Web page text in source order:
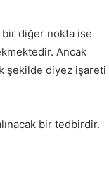
bir diğer nokta ise
Ancak
şekilde diyez işareti
bir tedbirdir.